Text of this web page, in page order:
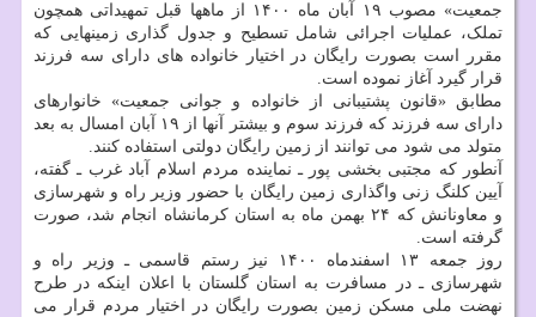
جمعیت» مصوب ۱۹ آبان ماه ۱۴۰۰ از ماهها قبل تمهیداتی همچون
تملک، عملیات اجرائی شامل تسطیح و جدول گذاری زمینهایی که
مقرر است بصورت رایگان در اختیار خانواده های دارای سه فرزند
قرار گیرد آغاز نموده است.
مطابق «قانون پشتیبانی از خانواده و جوانی جمعیت» خانوارهای
دارای سه فرزند که فرزند سوم و بیشتر آنها از ۱۹ آبان امسال به بعد
متولد می شود می توانند از زمین رایگان دولتی استفاده کنند.
آنطور که مجتبی بخشی پور ـ نماینده مردم اسلام آباد غرب ـ گفته،
آیین کلنگ زنی واگذاری زمین رایگان با حضور وزیر راه و شهرسازی
و معاونانش که ۲۴ بهمن ماه به استان کرمانشاه انجام شد، صورت
گرفته است.
روز جمعه ۱۳ اسفندماه ۱۴۰۰ نیز رستم قاسمی ـ وزیر راه و
شهرسازی ـ در مسافرت به استان گلستان با اعلان اینکه در طرح
نهضت ملی مسکن زمین بصورت رایگان در اختیار مردم قرار می